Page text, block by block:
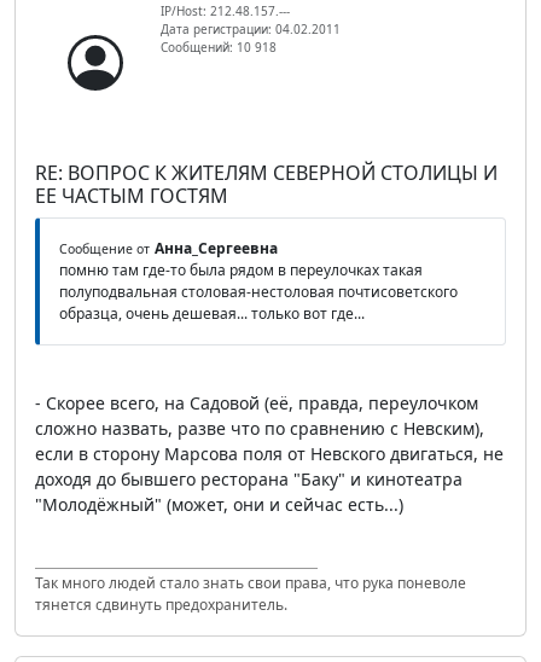
IP/Host: 212.48.157.---
Дата регистрации: 04.02.2011
Сообщений: 10 918
RE: ВОПРОС К ЖИТЕЛЯМ СЕВЕРНОЙ СТОЛИЦЫ И
ЕЕ ЧАСТЫМ ГОСТЯМ
Сообщение от Анна_Сергеевна
помню там где-то была рядом в переулочках такая
полуподвальная столовая-нестоловая почтисоветского
образца, очень дешевая... только вот где...
- Скорее всего, на Садовой (её, правда, переулочком
сложно назвать, разве что по сравнению с Невским),
если в сторону Марсова поля от Невского двигаться, не
доходя до бывшего ресторана "Баку" и кинотеатра
"Молодёжный" (может, они и сейчас есть...)
Так много людей стало знать свои права, что рука поневоле
тянется сдвинуть предохранитель.